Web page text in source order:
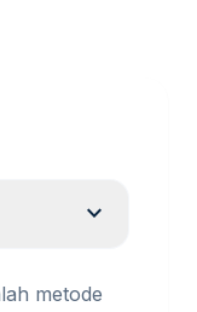
expand_more
metode